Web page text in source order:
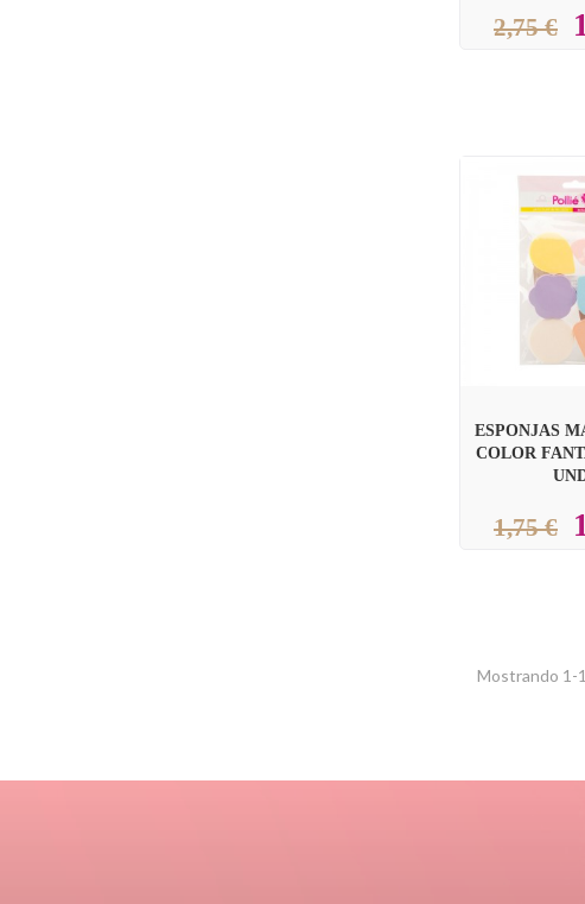
2,75 €

ESPONJAS
COLOR
1,75 €
Mostrando 1-